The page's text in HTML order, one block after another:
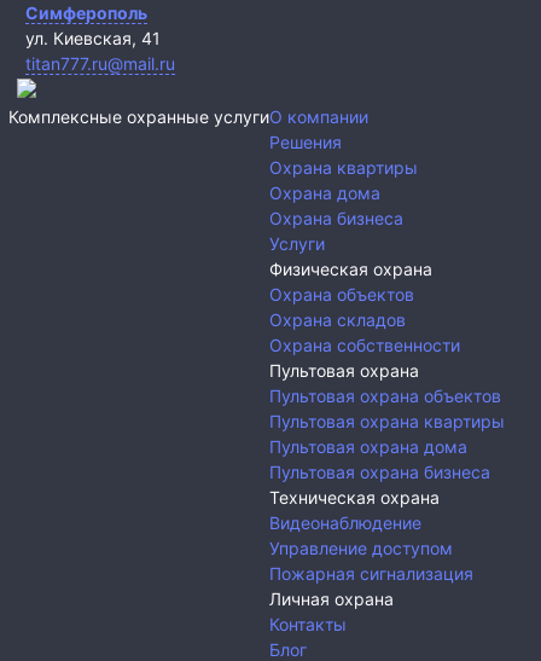
Симферополь
ул. Киевская, 41
titan777.ru@mail.ru
Комплексные охранные услугиО компании
Решения
Охрана квартиры
Охрана дома
Охрана бизнеса
Услуги
Физическая охрана
Охрана объектов
Охрана складов
Охрана собственности
Пультовая охрана
Пультовая охрана объектов
Пультовая охрана квартиры
Пультовая охрана дома
Пультовая охрана бизнеса
Техническая охрана
Видеонаблюдение
Управление доступом
Пожарная сигнализация
Личная охрана
Контакты
Блог